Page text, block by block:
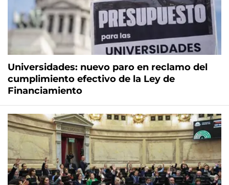
Universidades: nuevo paro en reclamo del
cumplimiento efectivo de la Ley de
Financiamiento